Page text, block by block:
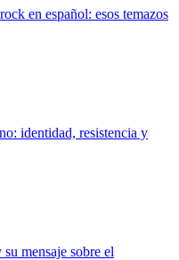
en español: esos temazos
identidad, resistencia y
mensaje sobre el